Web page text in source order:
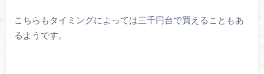
こちらもタイミングによっては三千円台で買えることもあ
るようです。